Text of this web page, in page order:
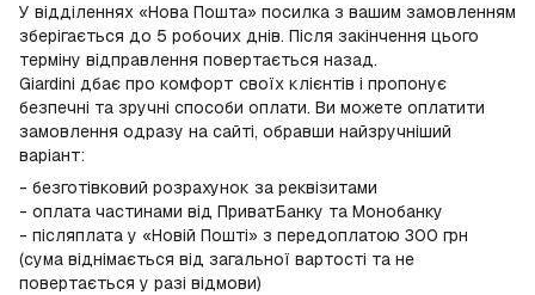
У відділеннях «Нова Пошта» посилка з вашим замовленням
зберігається до 5 робочих днів. Після закінчення цього
терміну відправлення повертається назад.
Giardini дбає про комфорт своїх клієнтів і пропонує
безпечні та зручні способи оплати. Ви можете оплатити
замовлення одразу на сайті, обравши найзручніший
варіант:
- безготівковий розрахунок за реквізитами
- оплата частинами від ПриватБанку та Монобанку
- післяплата у «Новій Пошті» з передоплатою 300 грн
(сума віднімається від загальної вартості та не
повертається у разі відмови)